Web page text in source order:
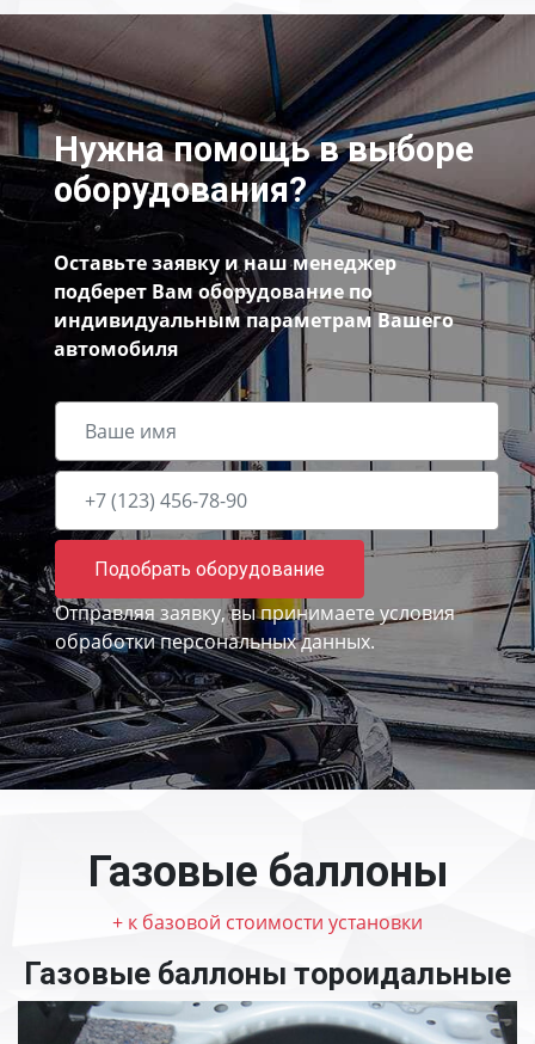
Нужна помощь в выборе
оборудования?
Оставьте заявку и наш менеджер
подберет Вам оборудование по
индивидуальным параметрам Вашего
автомобиля
Подобрать оборудование
Отправляя заявку, вы принимаете условия
обработки персональных данных.
Газовые баллоны
+ к базовой стоимости установки
Газовые баллоны тороидальные